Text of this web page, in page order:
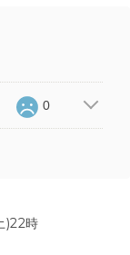
0
)22時